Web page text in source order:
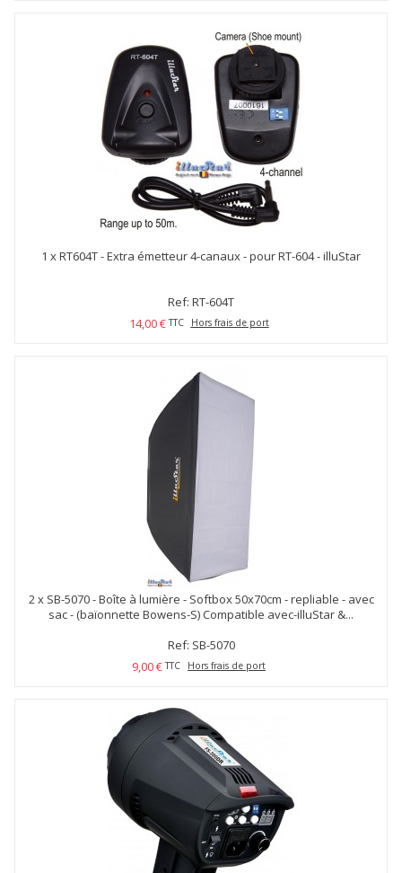
1 xRT604T - Extra émetteur 4-canaux - pour RT-604 - illuStar
Ref: RT-604T
14,00 €TTC Hors frais de port
2 x SB-5070 - Boîte à lumière - Softbox 50x70cm - repliable - avec
sac - (baïonnette Bowens-S) Compatible avec-illuStar &...
Ref: SB-5070
9,00 €TTC Hors frais de port